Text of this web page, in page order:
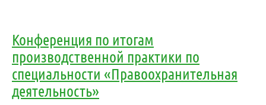
Конференция по итогам
производственной практики по
специальности «Правоохранительная
деятельность»